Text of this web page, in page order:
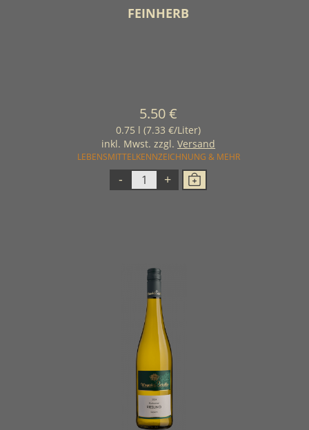
FEINHERB
5.50 €
0.75 l (7.33 €/Liter)
inkl. Mwst. zzgl.Versand
LEBENSMITTELKENNZEICHNUNG & MEHR
- +